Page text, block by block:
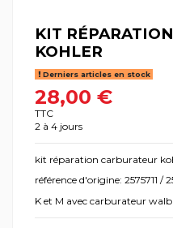
KIT
KOHLER
Derniers articles en stock
28,00 €
TTC
2 à 4 jours
kit réparation carburateur
référence d'origine: 2575711 /
K et M avec carburateur